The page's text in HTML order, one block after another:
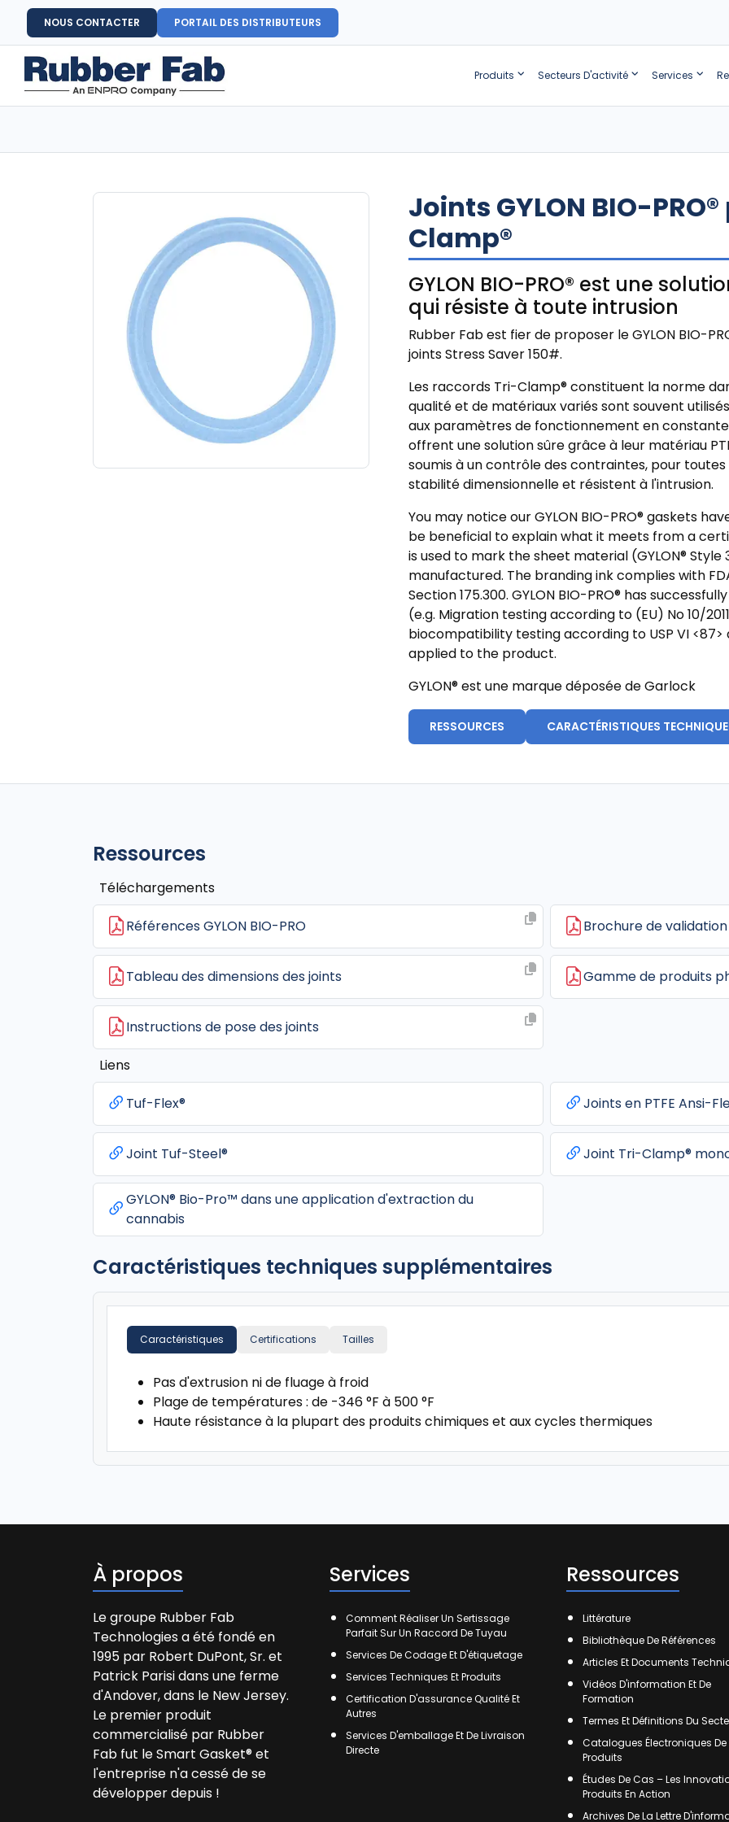
NOUS CONTACTER PORTAIL DES DISTRIBUTEURS
Produits Secteurs D'activité Services
Joints GYLON BIO-
Clamp®
GYLON BIO-PRO® est une
qui résiste à toute intrusion
Rubber Fab est fier de proposer le GYLON BIO-
joints Stress Saver 150#.
Les raccords Tri-Clamp® constituent la norme
qualité et de matériaux variés sont souvent
aux paramètres de fonctionnement en constante
offrent une solution sûre grâce à leur matériau
soumis à un contrôle des contraintes, pour
stabilité dimensionnelle et résistent à l'intrusion.
You may notice our GYLON BIO-PRO® gaskets
be beneficial to explain what it meets from a
is used to mark the sheet material (GYLON®
manufactured. The branding ink complies with
Section 175.300. GYLON BIO-PRO® has
(e.g. Migration testing according to (EU) No 10/
biocompatibility testing according to USP VI
applied to the product.
GYLON® est une marque déposée de Garlock
RESSOURCES CARACTÉRISTIQUES
Ressources
Téléchargements
Références GYLON BIO-PRO Brochure de validation
Tableau des dimensions des joints Gamme de produits
Instructions de pose des joints
Liens
Tuf-Flex® Joints en PTFE Ansi-
Joint Tuf-Steel® Joint Tri-Clamp®
GYLON® Bio-Pro™ dans une application d'extraction du
cannabis
Caractéristiques techniques supplémentaires
Caractéristiques Certifications Tailles
Pas d'extrusion ni de fluage à froid
Plage de températures : de -346 °F à 500 °F
Haute résistance à la plupart des produits chimiques et aux cycles thermiques
À propos
Le groupe Rubber Fab
Technologies a été fondé en
1995 par Robert DuPont, Sr. et
Patrick Parisi dans une ferme
d'Andover, dans le New Jersey.
Le premier produit
commercialisé par Rubber
Fab fut le Smart Gasket® et
l'entreprise n'a cessé de se
développer depuis !
Services
Comment Réaliser Un Sertissage
Parfait Sur Un Raccord De Tuyau
Services De Codage Et D'étiquetage
Services Techniques Et Produits
Certification D'assurance Qualité Et
Autres
Services D'emballage Et De Livraison
Directe
Ressources
Littérature
Bibliothèque De Références
Articles Et Documents
Vidéos D'information Et De
Formation
Termes Et Définitions Du
Catalogues Électroniques De
Produits
Études De Cas – Les
Produits En Action
Archives De La Lettre